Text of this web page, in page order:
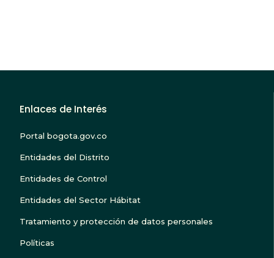
Enlaces de Interés
Portal bogota.gov.co
Entidades del Distrito
Entidades de Control
Entidades del Sector Hábitat
Tratamiento y protección de datos personales
Políticas